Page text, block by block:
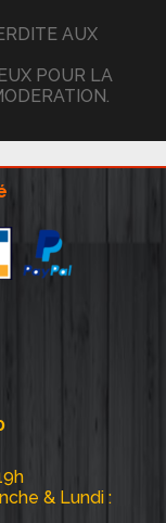
AUX
POUR LA
& Lundi :